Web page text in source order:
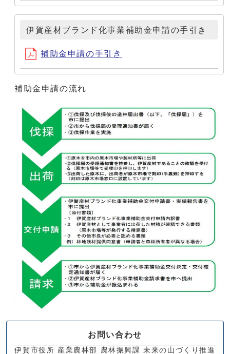
伊賀産材ブランド化事業補助金申請の手引き
補助金申請の手引き
補助金申請の流れ
お問い合わせ
伊賀市役所 産業農林部 農林振興課 未来の山づくり推進